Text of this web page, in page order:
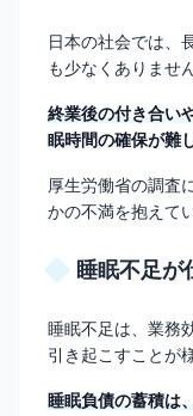
日本の社会では、
も少なくありません
終業後の付き合い
眠時間の確保が難
厚生労働省の調査
かの不満を抱えて
睡眠不足が
睡眠不足は、業務
引き起こすことが
睡眠負債の蓄積は